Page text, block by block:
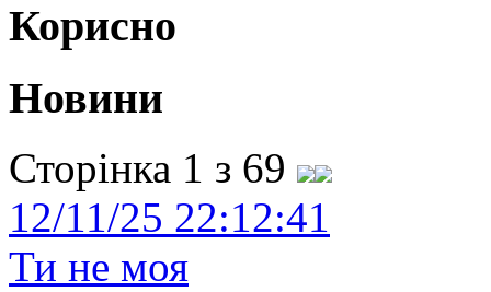
Корисно
Новини
Сторінка 1 з 69
12/11/25 22:12:41
Ти не моя